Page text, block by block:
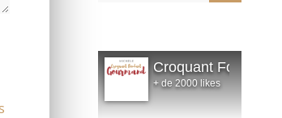
Croquant Fondant
+ de 2000 likes